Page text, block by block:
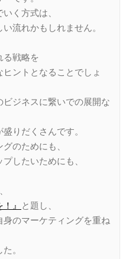
く方式は、
流れかもしれません。
る戦略を
ントとなることでしょ
ジネスに繋いでの展開な
りだくさんです。
のためにも、
したいためにも、
』
と題し、
のマーケティングを重ね
。